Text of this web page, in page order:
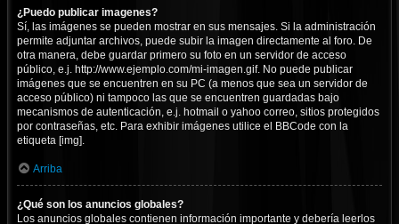
¿Puedo publicar imagenes?
Sí, las imágenes se pueden mostrar en sus mensajes. Si la administración
permite adjuntar archivos, puede subir la imagen directamente al foro. De
otra manera, debe guardar primero su foto en un servidor de acceso
público, e.j. http://www.ejemplo.com/mi-imagen.gif. No puede publicar
imágenes que se encuentren en su PC (a menos que sea un servidor de
acceso público) ni tampoco las que se encuentren guardadas bajo
mecanismos de autenticación, e.j. hotmail o yahoo correo, sitios protegidos
por contraseñas, etc. Para exhibir imágenes utilice el BBCode con la
etiqueta [img].
Arriba
¿Qué son los anuncios globales?
Los anuncios globales contienen información importante y debería leerlos